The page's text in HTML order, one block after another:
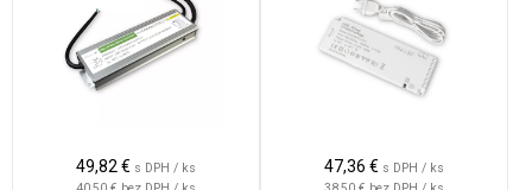
49,82€ s DPH / ks
47,36 € s DPH / ks